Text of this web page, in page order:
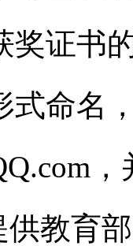
奖证书
式命名
供教育